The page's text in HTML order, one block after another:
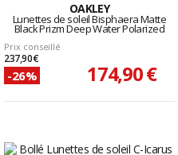
OAKLEY
Lunettes de soleil Bisphaera Matte
Black Prizm Deep Water Polarized
Prix conseillé
237,90 €
-26% 174,90 €